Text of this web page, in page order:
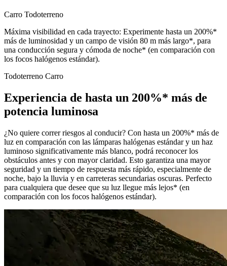
Carro Todoterreno
Máxima visibilidad en cada trayecto: Experimente hasta un 200%*
más de luminosidad y un campo de visión 80 m más largo*, para
una conducción segura y cómoda de noche* (en comparación con
los focos halógenos estándar).
Todoterreno Carro
Experiencia de hasta un 200%* más de
potencia luminosa
¿No quiere correr riesgos al conducir? Con hasta un 200%* más de
luz en comparación con las lámparas halógenas estándar y un haz
luminoso significativamente más blanco, podrá reconocer los
obstáculos antes y con mayor claridad. Esto garantiza una mayor
seguridad y un tiempo de respuesta más rápido, especialmente de
noche, bajo la lluvia y en carreteras secundarias oscuras. Perfecto
para cualquiera que desee que su luz llegue más lejos* (en
comparación con los focos halógenos estándar).